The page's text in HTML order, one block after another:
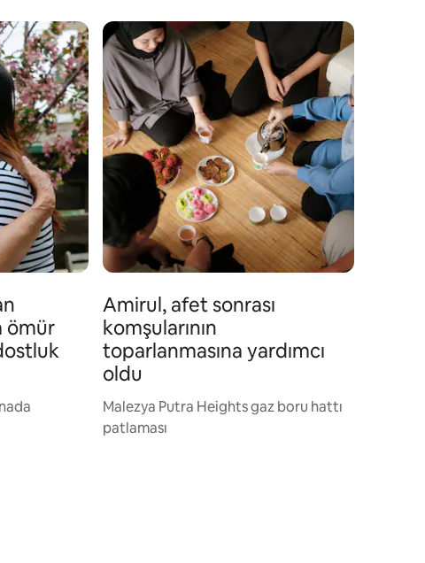
ömür
Amirul, afet sonrası
komşularının
toparlanmasına yardımcı
oldu
Malezya Putra Heights gaz boru hattı
patlaması